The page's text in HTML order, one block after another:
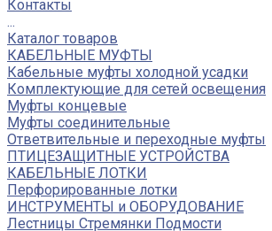
Контакты
...
Каталог товаров
КАБЕЛЬНЫЕ МУФТЫ
Кабельные муфты холодной усадки
Комплектующие для сетей освещения
Муфты концевые
Муфты соединительные
Ответвительные и переходные муфты
ПТИЦЕЗАЩИТНЫЕ УСТРОЙСТВА
КАБЕЛЬНЫЕ ЛОТКИ
Перфорированные лотки
ИНСТРУМЕНТЫ и ОБОРУДОВАНИЕ
Лестницы Стремянки Подмости